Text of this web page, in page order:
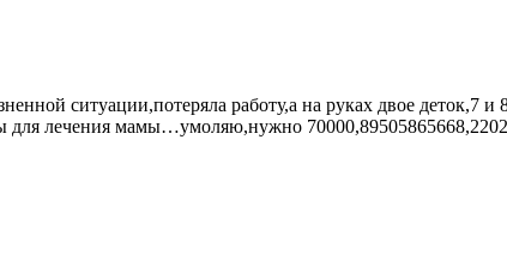
ситуации,потеряла работу,а на руках двое деток,7
для лечения мамы…умоляю,нужно